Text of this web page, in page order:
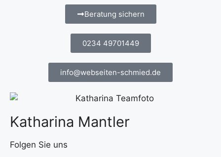
Beratung sichern
0234 49701449
info@webseiten-schmied.de
Katharina Mantler
Folgen Sie uns